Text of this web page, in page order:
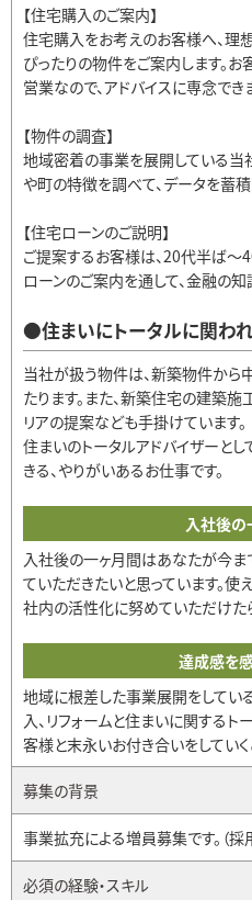
【住宅購入のご案内】
住宅購入をお考えのお客様へ、理
ぴったりの物件をご案内します。
営業なので、アドバイスに専念でき
【物件の調査】
地域密着の事業を展開している当
や町の特徴を調べて、データを蓄積
【住宅ローンのご説明】
ご提案するお客様は、20代半ば～
ローンのご案内を通して、金融の知
●住まいにトータルに関わ
当社が扱う物件は、新築物件から
たります。また、新築住宅の建築施
リアの提案なども手掛けています。
住まいのトータルアドバイザーと
きる、やりがいあるお仕事です。
入社後の
入社後の一ヶ月間はあなたが今
ていただきたいと思っています。使
社内の活性化に努めていただけた
達成感を
地域に根差した事業展開をしてい
入、リフォームと住まいに関するト
客様と末永いお付き合いをしていく
募集の背景
事業拡充による増員募集です。（採
必須の経験・スキル